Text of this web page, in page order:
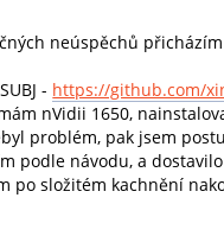
neúspěchů
- https://github.com/
nVidii 1650,
problém, pak jsem
podle návodu, a
po složitém kachnění